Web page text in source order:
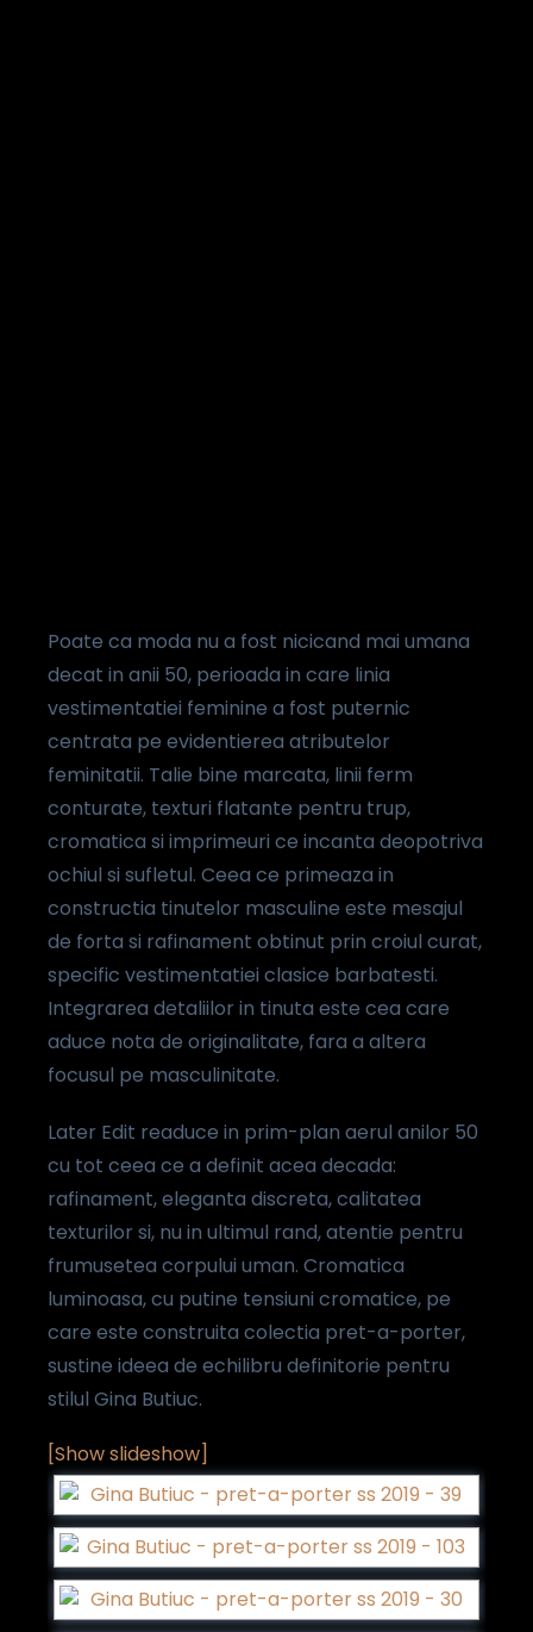
Poate ca moda nu a fost nicicand mai umana
decat in anii 50, perioada in care linia
vestimentatiei feminine a fost puternic
centrata pe evidentierea atributelor
feminitatii. Talie bine marcata, linii ferm
conturate, texturi flatante pentru trup,
cromatica si imprimeuri ce incanta deopotriva
ochiul si sufletul. Ceea ce primeaza in
constructia tinutelor masculine este mesajul
de forta si rafinament obtinut prin croiul curat,
specific vestimentatiei clasice barbatesti.
Integrarea detaliilor in tinuta este cea care
aduce nota de originalitate, fara a altera
focusul pe masculinitate.
Later Edit readuce in prim-plan aerul anilor 50
cu tot ceea ce a definit acea decada:
rafinament, eleganta discreta, calitatea
texturilor si, nu in ultimul rand, atentie pentru
frumusetea corpului uman. Cromatica
luminoasa, cu putine tensiuni cromatice, pe
care este construita colectia pret-a-porter,
sustine ideea de echilibru definitorie pentru
stilul Gina Butiuc.
[Show slideshow]